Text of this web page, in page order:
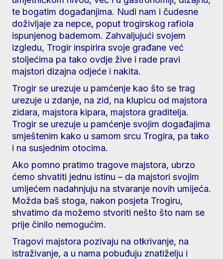
te bogatim događanjima. Nudi nam i čudesne
doživljaje za nepce, poput trogirskog rafiola
ispunjenog bademom. Zahvaljujući svojem
izgledu, Trogir inspirira svoje građane već
stoljećima pa tako ovdje žive i rade pravi
majstori dizajna odjeće i nakita.
Trogir se urezuje u pamćenje kao što se trag
urezuje u zdanje, na zid, na klupicu od majstora
zidara, majstora kipara, majstora graditelja.
Trogir se urezuje u pamćenje svojim događajima
smještenim kako u samom srcu Trogira, pa tako
i na susjednim otocima.
Ako pomno pratimo tragove majstora, ubrzo
ćemo shvatiti jednu istinu – da majstori svojim
umijećem nadahnjuju na stvaranje novih umijeća.
Možda baš stoga, nakon posjeta Trogiru,
shvatimo da možemo stvoriti nešto što nam se
prije činilo nemogućim.
Tragovi majstora pozivaju na otkrivanje, na
istraživanje, a u nama pobuđuju znatiželju i